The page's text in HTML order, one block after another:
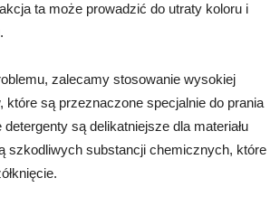
ta może prowadzić do utraty koloru i
zalecamy stosowanie wysokiej
które są przeznaczone specjalnie do prania
detergenty są delikatniejsze dla materiału
szkodliwych substancji chemicznych, które